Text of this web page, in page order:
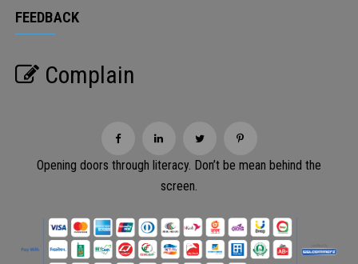
FEEDBACK
Complain
Opening doors through literacy. Don’t be mean behind the
screen.